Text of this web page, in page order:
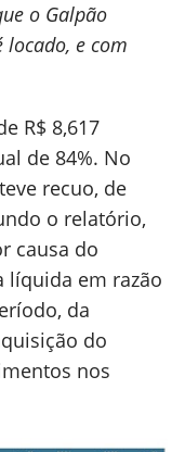
o Galpão
locado, e com
R$ 8,617
de 84%. No
recuo, de
o relatório,
causa do
líquida em razão
da
do
nos